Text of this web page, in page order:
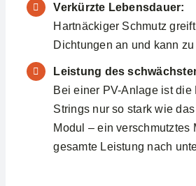
Verkürzte Lebensdauer:
Hartnäckiger Schmutz
Dichtungen an und kann
Leistung des
Bei einer PV-Anlage ist die
Strings nur so stark wie
Modul – ein verschmutztes
gesamte Leistung nach